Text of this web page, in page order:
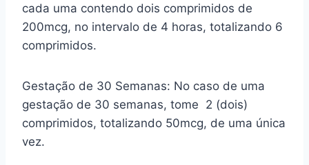
cada uma contendo dois comprimidos de
200mcg, no intervalo de 4 horas, totalizando 6
comprimidos.
Gestação de 30 Semanas: No caso de uma
gestação de 30 semanas, tome 2 (dois)
comprimidos, totalizando 50mcg, de uma única
vez.